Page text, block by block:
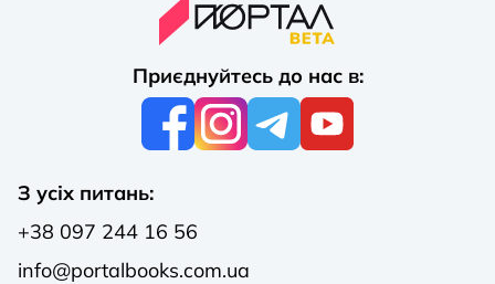
Приєднуйтесь до нас в:
З усіх питань:
+38 097 244 16 56
info@portalbooks.com.ua